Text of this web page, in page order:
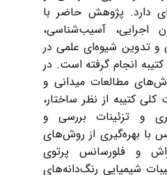
دارد. پژوهش حاضر با
آسیب‌شناسی،
و تدوین شیوه‌ای علمی در
انجام گرفته است. در
مطالعات میدانی و
کتیبه از نظر ساختار،
و تزئینات بررسی و
بهره‌گیری از روش‌های
و فلورسانس پرتوی
شیمیایی رنگ‌دانه‌های